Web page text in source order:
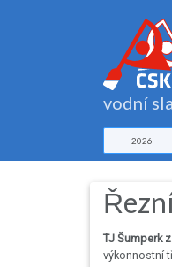
vodní
2026
TJ Šumperk
výkonnostní